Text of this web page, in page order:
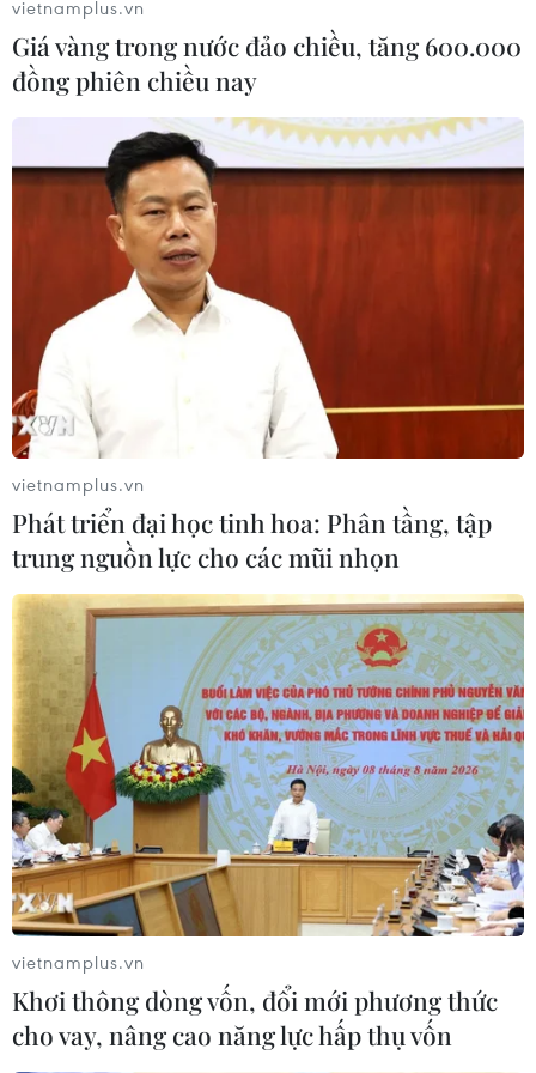
vietnamplus.vn
Giá vàng trong nước đảo chiều, tăng 600.000
đồng phiên chiều nay
vietnamplus.vn
Phát triển đại học tinh hoa: Phân tầng, tập
trung nguồn lực cho các mũi nhọn
vietnamplus.vn
Khơi thông dòng vốn, đổi mới phương thức
cho vay, nâng cao năng lực hấp thụ vốn